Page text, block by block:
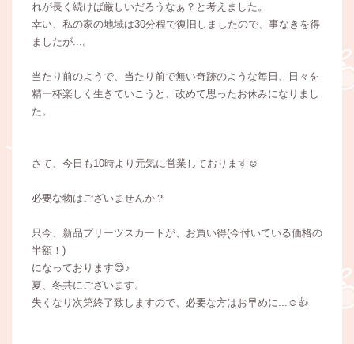
れが長く続けば厳しいだろうなぁ？と考えました。
幸い、私の家の地域は30分程で復旧しましたので、事なきを得
ましたが...。
当たり前のようで、当たり前で無い奇跡のような毎日、日々を
精一杯楽しく生きていこうと、改めて思ったお休みになりまし
た。
さて、今日も10時より元気に営業しております☺️
必要な物はございませんか？
只今、新品プリーツスカートが、お買い得(今付いている価格の
半額！)
になっております😊♪
夏、冬共にございます。
失くなり次第終了致しますので、必要な方はお早めに...☺️👍